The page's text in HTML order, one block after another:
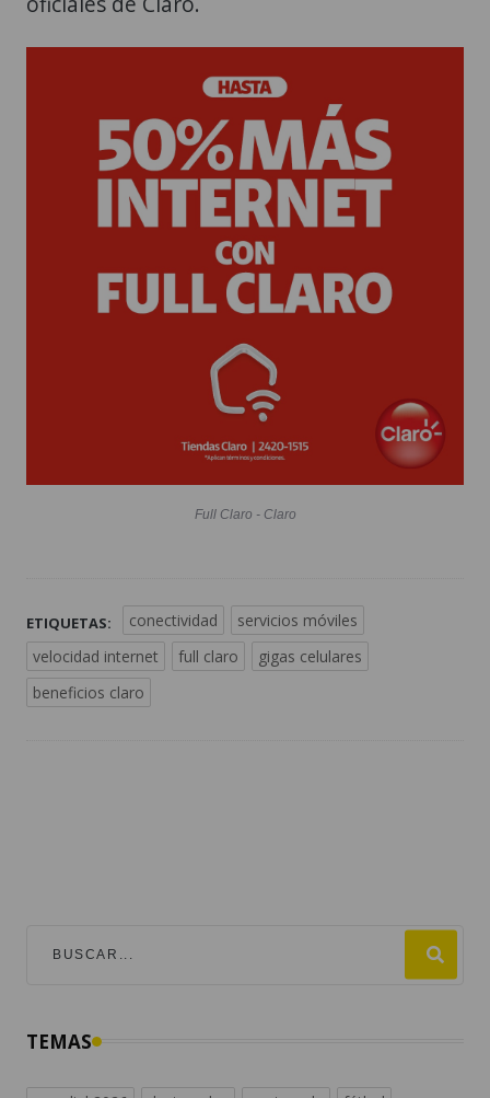
Full Claro - Claro
ETIQUETAS: conectividad
servicios móviles
velocidad internet
full claro
gigas celulares
beneficios claro
mundial 2026